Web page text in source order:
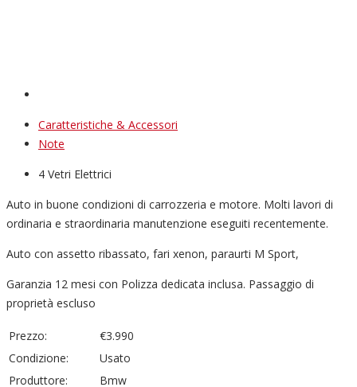
Caratteristiche & Accessori
Note
4 Vetri Elettrici
Auto in buone condizioni di carrozzeria e motore. Molti lavori di
ordinaria e straordinaria manutenzione eseguiti recentemente.
Auto con assetto ribassato, fari xenon, paraurti M Sport,
Garanzia 12 mesi con Polizza dedicata inclusa. Passaggio di
proprietà escluso
Prezzo:
€3.990
Condizione:
Usato
Produttore:
Bmw